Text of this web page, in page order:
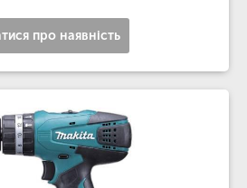
про наявність